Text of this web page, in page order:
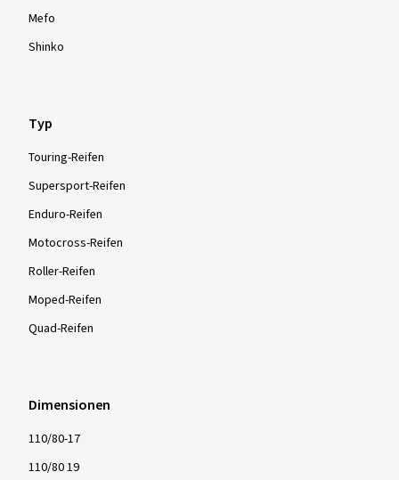
Mefo
Shinko
Typ
Touring-Reifen
Supersport-Reifen
Enduro-Reifen
Motocross-Reifen
Roller-Reifen
Moped-Reifen
Quad-Reifen
Dimensionen
110/80-17
110/80 19